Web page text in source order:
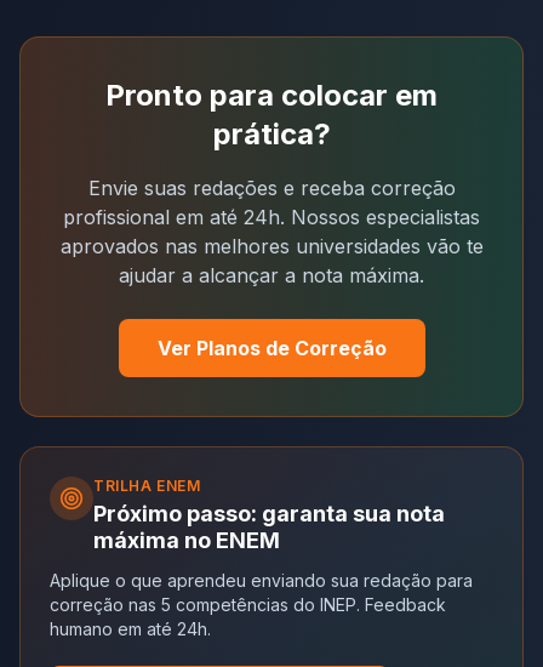
Pronto para colocar em
prática?
Envie suas redações e receba correção
profissional em até 24h. Nossos especialistas
aprovados nas melhores universidades vão te
ajudar a alcançar a nota máxima.
Ver Planos de Correção
TRILHA ENEM
Próximo passo: garanta sua nota
máxima no ENEM
Aplique o que aprendeu enviando sua redação para
correção nas 5 competências do INEP. Feedback
humano em até 24h.